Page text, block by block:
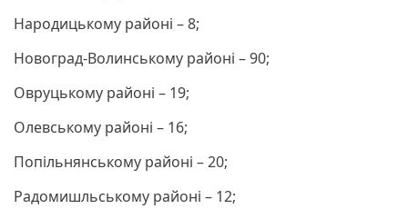
Народицькому районі – 8;
Новоград-Волинському районі – 90;
Овруцькому районі – 19;
Олевському районі – 16;
Попільнянському районі – 20;
Радомишльському районі – 12;